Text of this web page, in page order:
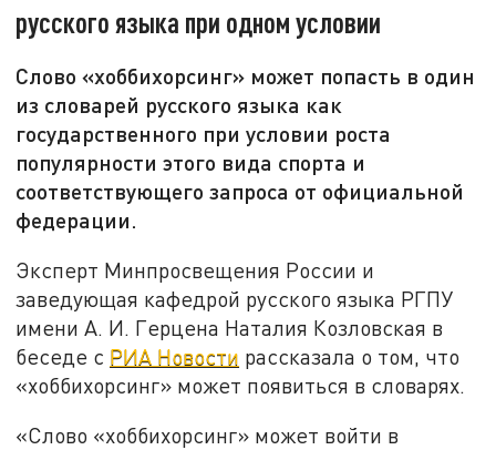
русского языка при одном условии
Слово «хоббихорсинг» может попасть в один
из словарей русского языка как
государственного при условии роста
популярности этого вида спорта и
соответствующего запроса от официальной
федерации.
Эксперт Минпросвещения России и
заведующая кафедрой русского языка РГПУ
имени А. И. Герцена Наталия Козловская в
беседе с РИА Новости рассказала о том, что
«хоббихорсинг» может появиться в словарях.
«Слово «хоббихорсинг» может войти в